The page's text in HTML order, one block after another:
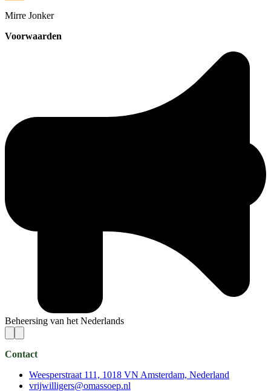
Mirre Jonker
Voorwaarden
Beheersing van het Nederlands
Contact
Weesperstraat 111, 1018 VN Amsterdam, Nederland
vrijwilligers@omassoep.nl